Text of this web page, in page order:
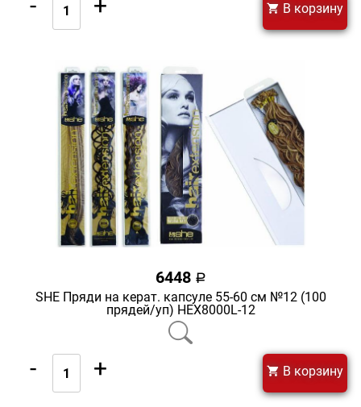
В корзину
6448 a
SHE Пряди на керат. капсуле 55-60 см №12 (100
прядей/уп) HEX8000L-12
- + В корзину